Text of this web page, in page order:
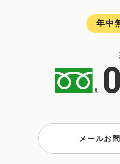
年中
メールお